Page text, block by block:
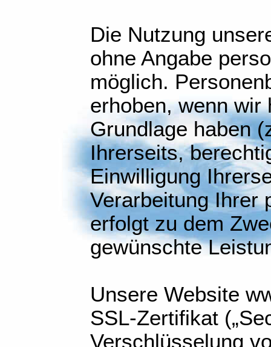
Die Nutzung
ohne Angabe
möglich.
erhoben, wenn wir
Grundlage haben
Ihrerseits,
Einwilligung
Verarbeitung Ihrer
erfolgt zu dem
gewünschte
Unsere Website
SSL-Zertifikat
Verschlüsselung